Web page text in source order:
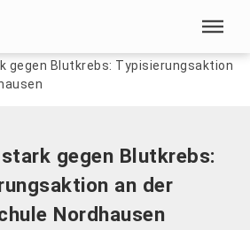
gegen Blutkrebs: Typisierungsaktion
gegen Blutkrebs:
an der
Nordhausen